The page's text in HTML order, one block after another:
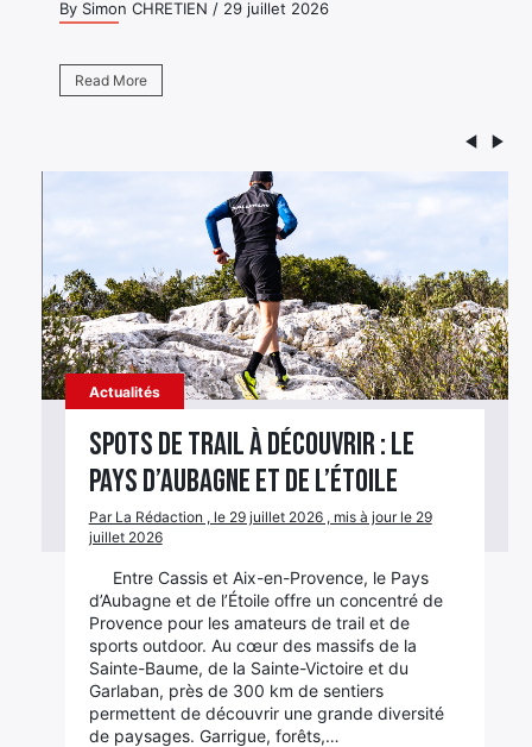
Actualités
Spots de trail à découvrir : le
Pays d’Aubagne et de l’Étoile
Par La Rédaction , le 29 juillet 2026 , mis à jour le 29
juillet 2026
Entre Cassis et Aix-en-Provence, le Pays
d’Aubagne et de l’Étoile offre un concentré de
Provence pour les amateurs de trail et de
sports outdoor. Au cœur des massifs de la
Sainte-Baume, de la Sainte-Victoire et du
Garlaban, près de 300 km de sentiers
permettent de découvrir une grande diversité
de paysages. Garrigue, forêts,…